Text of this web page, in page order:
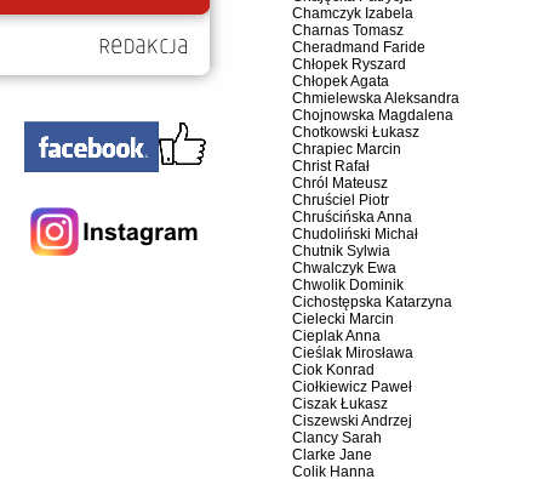
Chamczyk Izabela
Charnas Tomasz
Cheradmand Faride
Chłopek Ryszard
Chłopek Agata
Chmielewska Aleksandra
Chojnowska Magdalena
Chotkowski Łukasz
Chrapiec Marcin
Christ Rafał
Chról Mateusz
Chruściel Piotr
Chruścińska Anna
Chudoliński Michał
Chutnik Sylwia
Chwalczyk Ewa
Chwolik Dominik
Cichostępska Katarzyna
Cielecki Marcin
Cieplak Anna
Cieślak Mirosława
Ciok Konrad
Ciołkiewicz Paweł
Ciszak Łukasz
Ciszewski Andrzej
Clancy Sarah
Clarke Jane
Colik Hanna